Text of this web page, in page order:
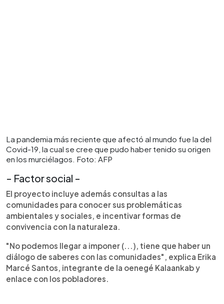
La pandemia más reciente que afectó al mundo fue la del
Covid-19, la cual se cree que pudo haber tenido su origen
en los murciélagos. Foto: AFP
- Factor social -
El proyecto incluye además consultas a las
comunidades para conocer sus problemáticas
ambientales y sociales, e incentivar formas de
convivencia con la naturaleza.
"No podemos llegar a imponer (...), tiene que haber un
diálogo de saberes con las comunidades", explica Erika
Marcé Santos, integrante de la oenegé Kalaankab y
enlace con los pobladores.